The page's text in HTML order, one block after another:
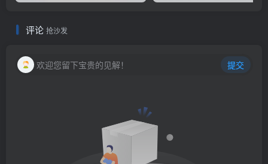
评论 抢沙发
欢迎您留下宝贵的见解！ 提交